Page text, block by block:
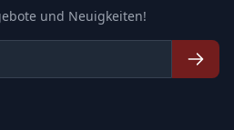
und Neuigkeiten!